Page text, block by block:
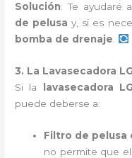
Solución: Te ayudaré a
de pelusa y, si es
bomba de drenaje
3. La Lavasecadora
Si la
lavasecadora
puede deberse a:
Filtro de pelusa
no permite que